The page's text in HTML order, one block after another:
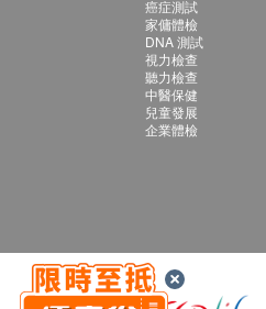
癌症測試
家傭體檢
DNA 測試
視力檢查
聽力檢查
中醫保健
兒童發展
企業體檢